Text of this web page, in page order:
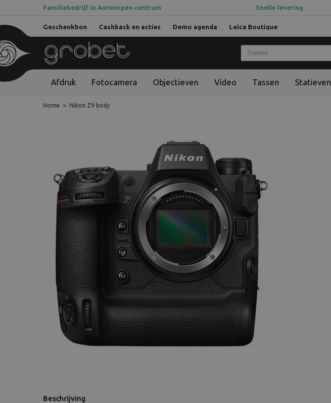
Familiebedrijf in Antwerpen centrum Snelle levering
Geschenkbon Cashback en acties Demo agenda Leica Boutique
Afdruk Fotocamera Objectieven Video Tassen Statieven
Home > Nikon Z9 body
Beschrijving